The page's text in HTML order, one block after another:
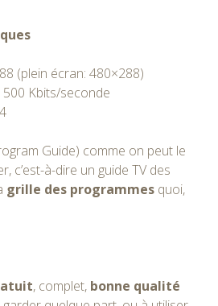
(plein écran: 480×288)
Kbits/seconde
Guide) comme on peut le
c’est-à-dire un guide TV des
grille des programmes quoi,
, complet, bonne qualité